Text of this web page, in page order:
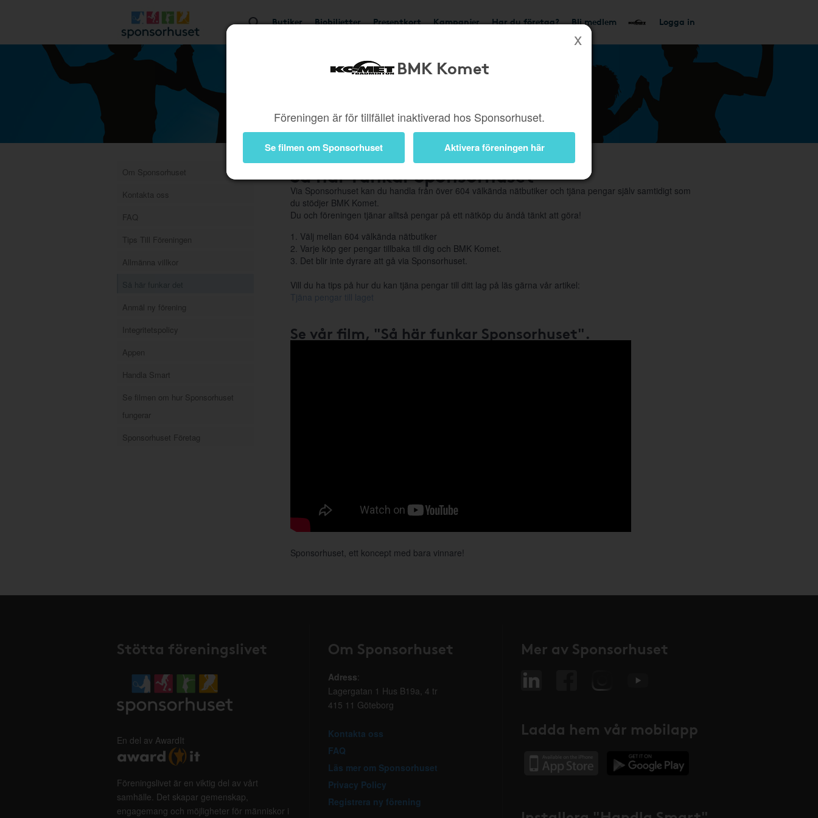
Butiker Biobiljetter Presentkort Kampanjer Har du företag? Bli medlem Logga in
BMK Komet
Föreningen är för tillfället inaktiverad hos Sponsorhuset.
Se filmen om Sponsorhuset Aktivera föreningen här
Om Sponsorhuset
Kontakta oss
FAQ
Tips Till Föreningen
Allmänna villkor
Anmäl ny förening
Integritetspolicy
Appen
Handla Smart
Se filmen om hur Sponsorhuset
fungerar
Sponsorhuset Företag
Så här funkar Sponsorhuset
Via Sponsorhuset kan du handla från över 604 välkända nätbutiker och tjäna pengar själv samtidigt som
du stödjer BMK Komet.
Du och föreningen tjänar alltså pengar på ett nätköp du ändå tänkt att göra!
1. Välj mellan 604 välkända nätbutiker
2. Varje köp ger pengar tillbaka till dig och BMK Komet.
3. Det blir inte dyrare att gå via Sponsorhuset.
Vill du ha tips på hur du kan tjäna pengar till ditt lag på läs gärna vår artikel:
Tjäna pengar till laget
Se vår film, "Så här funkar Sponsorhuset".
Sponsorhuset, ett koncept med bara vinnare!
Stötta föreningslivet
En del av AwardIt
Föreningslivet är en viktig del av vårt
samhälle. Det skapar gemenskap,
engagemang och möjligheter för människor i
Om Sponsorhuset
Adress:
Lagergatan 1 Hus B19a, 4 tr
415 11 Göteborg
Kontakta oss
FAQ
Läs mer om Sponsorhuset
Privacy Policy
Registrera ny förening
Mer av Sponsorhuset
Ladda hem vår mobilapp